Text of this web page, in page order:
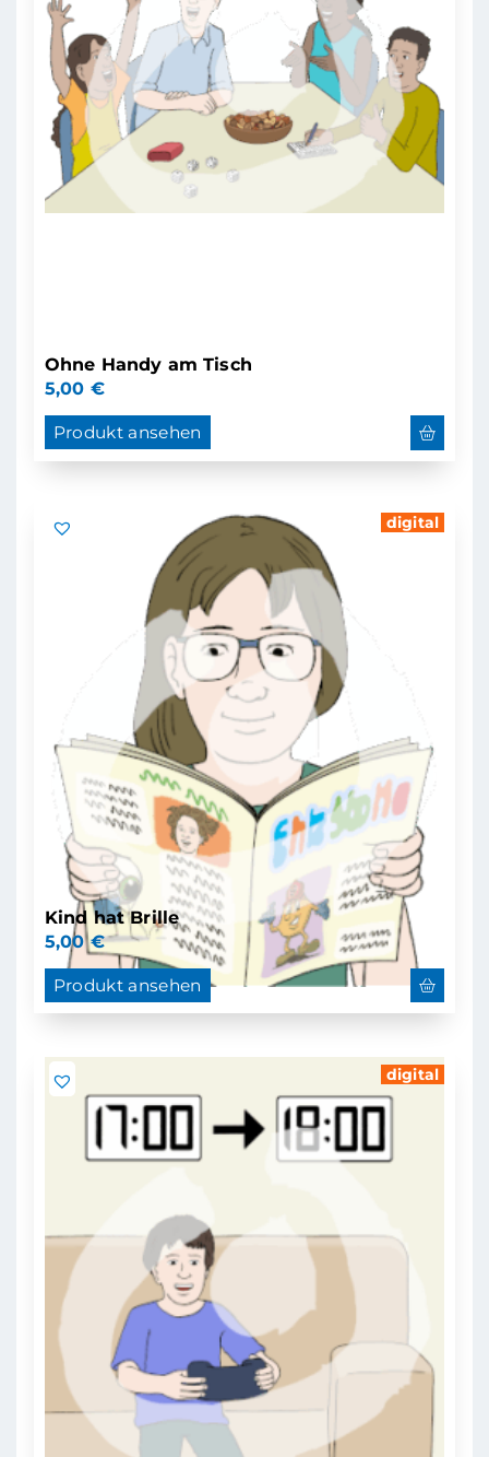
Ohne Handy am Tisch
5,00 €
Produkt ansehen
digital
Kind hat Brille
5,00€
Produkt ansehen
digital